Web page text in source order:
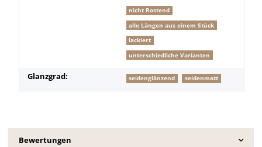
nicht Rostend
alle Längen aus einem Stück
lackiert
unterschiedliche Varianten
Glanzgrad: seidenglänzend seidenmatt
Bewertungen